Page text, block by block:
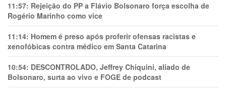
11:57: Rejeição do PP a Flávio Bolsonaro força escolha de
Rogério Marinho como vice
11:14: Homem é preso após proferir ofensas racistas e
xenofóbicas contra médico em Santa Catarina
10:54: DESCONTROLADO, Jeffrey Chiquini, aliado de
Bolsonaro, surta ao vivo e FOGE de podcast